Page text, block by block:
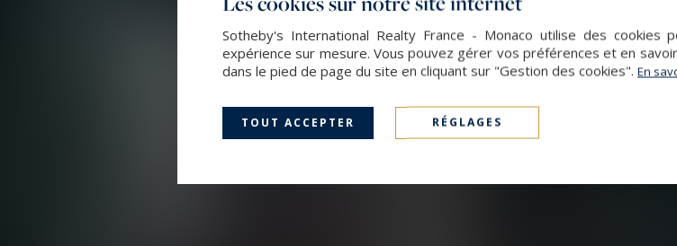
Sotheby's International Realty France - Monaco utilise des
expérience sur mesure. Vous pouvez gérer vos préférences et en
dans le pied de page du site en cliquant sur "Gestion des cookies". En
TOUT ACCEPTER RÉGLAGES